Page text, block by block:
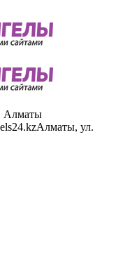
Алматы
Алматы, ул.